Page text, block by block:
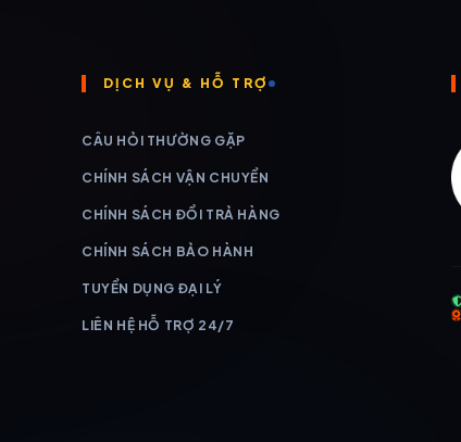
DỊCH VỤ & HỖ TRỢ
CÂU HỎI THƯỜNG GẶP
CHÍNH SÁCH VẬN CHUYỂN
CHÍNH SÁCH ĐỔI TRẢ HÀNG
CHÍNH SÁCH BẢO HÀNH
TUYỂN DỤNG ĐẠI LÝ
LIÊN HỆ HỖ TRỢ 24/7